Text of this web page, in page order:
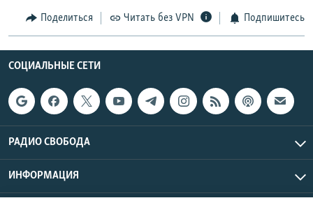
Поделиться Читать без VPN Подпишитесь
СОЦИАЛЬНЫЕ СЕТИ
РАДИО СВОБОДА
ИНФОРМАЦИЯ